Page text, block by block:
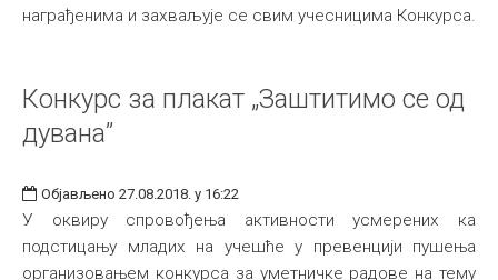
награђенима и захваљује се свим учесницима Конкурса.
Конкурс за плакат „Заштитимо се од
дувана”
Објављено 27.08.2018. у 16:22
У оквиру спровођења активности усмерених ка
подстицању младих на учешће у превенцији пушења
организовањем конкурса за уметничке радове на тему